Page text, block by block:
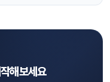
해보세요